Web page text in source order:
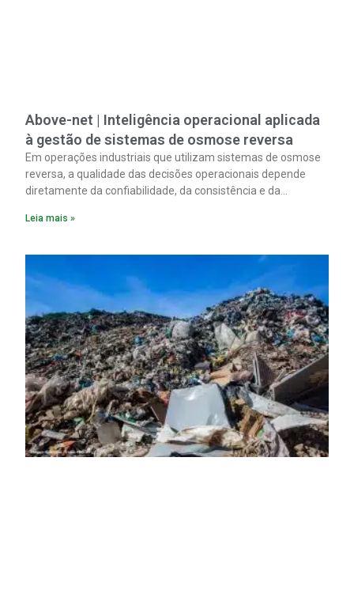
Above-net | Inteligência operacional aplicada
à gestão de sistemas de osmose reversa
Em operações industriais que utilizam sistemas de osmose
reversa, a qualidade das decisões operacionais depende
diretamente da confiabilidade, da consistência e da
Leia mais »